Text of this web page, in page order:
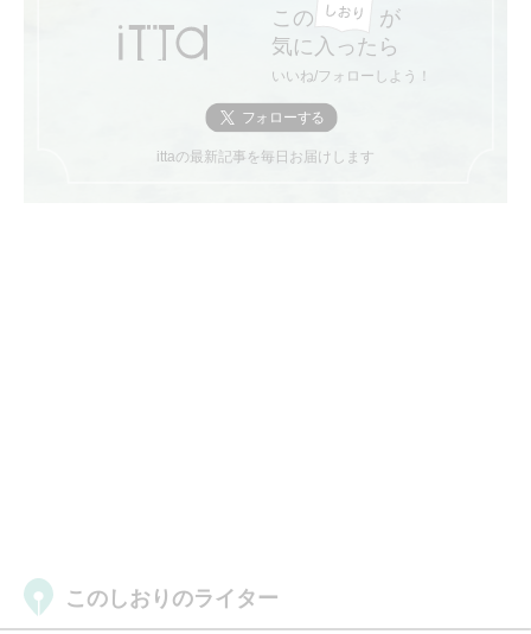
この
が
気に入ったら
いいね/フォローしよう！
ittaの最新記事を毎日お届けします
このしおりのライター